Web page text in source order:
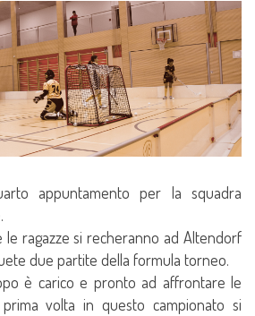
appuntamento per la squadra
le ragazze si recheranno ad Altendorf
due partite della formula torneo.
è carico e pronto ad affrontare le
volta in questo campionato si